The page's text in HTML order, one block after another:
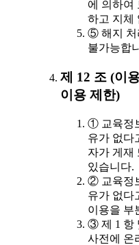
에 의하여
하고 지체
⑤ 해지 처
불가능합
제 12 조 (이
이용 제한)
① 교육정
유가 없다
자가 게재
있습니다.
② 교육정
유가 없다
이용을 부
③ 제 1 항
사전에 온